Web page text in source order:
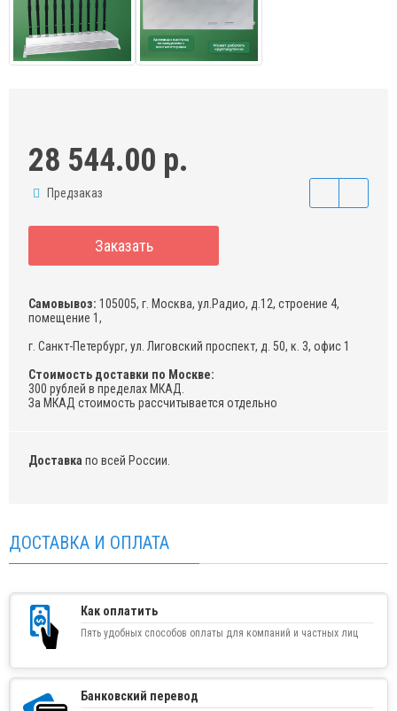
28 544.00 р.
Предзаказ
Заказать
Самовывоз: 105005, г. Москва, ул.Радио, д.12, строение 4,
помещение 1,
г. Санкт-Петербург, ул. Лиговский проспект, д. 50, к. 3, офис 1
Стоимость доставки по Москве:
300 рублей в пределах МКАД.
За МКАД стоимость рассчитывается отдельно
Доставка по всей России.
ДОСТАВКА И ОПЛАТА
Как оплатить
Пять удобных способов оплаты для компаний и частных лиц
Банковский перевод